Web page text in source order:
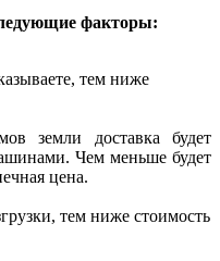
факторы:
тем ниже
земли доставка будет
Чем меньше будет
цена.
тем ниже стоимость